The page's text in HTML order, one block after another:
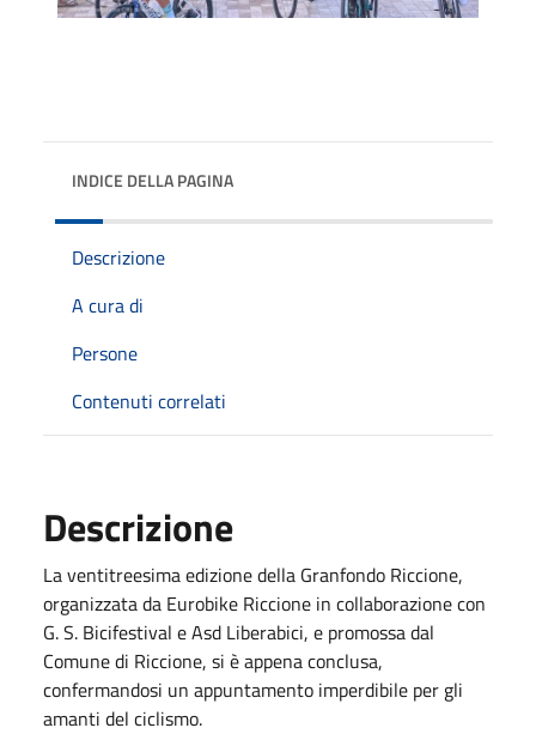
INDICE DELLA PAGINA
Descrizione
A cura di
Persone
Contenuti correlati
Descrizione
La ventitreesima edizione della Granfondo Riccione,
organizzata da Eurobike Riccione in collaborazione con
G. S. Bicifestival e Asd Liberabici, e promossa dal
Comune di Riccione, si è appena conclusa,
confermandosi un appuntamento imperdibile per gli
amanti del ciclismo.